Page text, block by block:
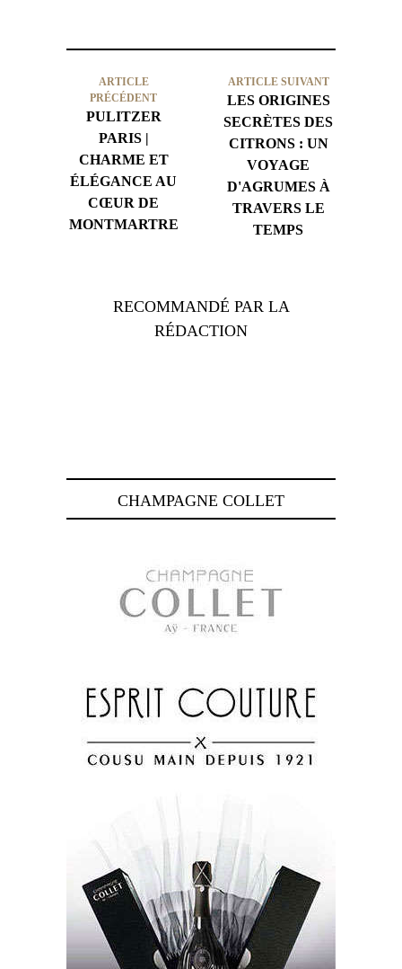
ARTICLE
PRÉCÉDENT
PULITZER
PARIS |
CHARME ET
ÉLÉGANCE AU
CŒUR DE
MONTMARTRE
ARTICLE SUIVANT
LES ORIGINES
SECRÈTES DES
CITRONS : UN
VOYAGE
D'AGRUMES À
TRAVERS LE
TEMPS
RECOMMANDÉ PAR LA
RÉDACTION
CHAMPAGNE COLLET